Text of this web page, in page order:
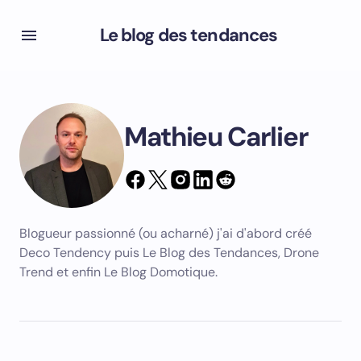
Le blog des tendances
Mathieu Carlier
Blogueur passionné (ou acharné) j'ai d'abord créé
Deco Tendency puis Le Blog des Tendances, Drone
Trend et enfin Le Blog Domotique.